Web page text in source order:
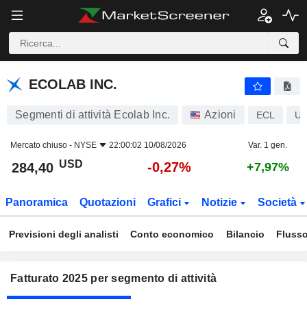
ECOLAB INC.
ECOLAB INC.
Segmenti di attività Ecolab Inc. Azioni ECL
Mercato chiuso - NYSE 22:00:02 10/08/2026 Var. 1 gen.
284,40 USD -0,27% +7,97%
Panoramica Quotazioni Grafici Notizie Società
Previsioni degli analisti Conto economico Bilancio
Fatturato 2025 per segmento di attività